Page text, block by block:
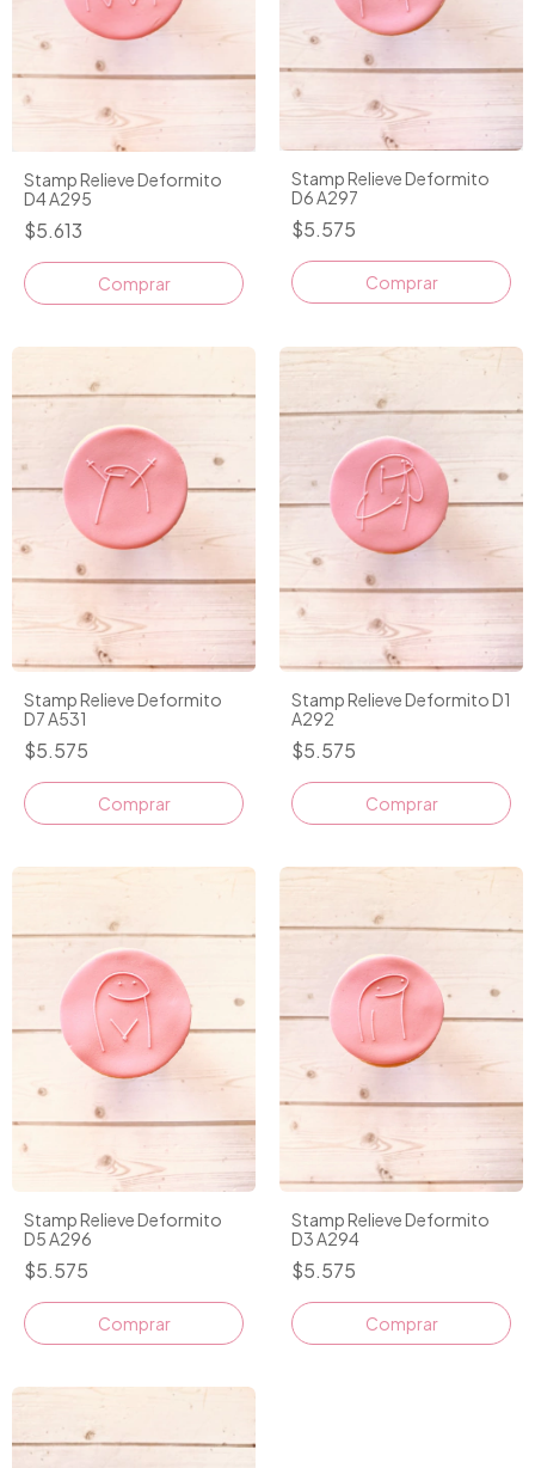
Stamp Relieve Deformito
D4 A295
$5.613
Stamp Relieve Deformito
D6 A297
$5.575
Stamp Relieve Deformito
D7 A531
$5.575
Stamp Relieve Deformito D1
A292
$5.575
Stamp Relieve Deformito
D5 A296
$5.575
Stamp Relieve Deformito
D3 A294
$5.575